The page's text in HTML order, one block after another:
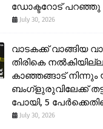
ഡോക്ടറോട് പറഞ്ഞു
July 30, 2026
വാടകക്ക് വാങ്ങിയ
തിരികെ
കാഞ്ഞങ്ങാട്
ബംഗ്ളുരുവിലേക്ക്
പോയി, 5
July 30, 2026